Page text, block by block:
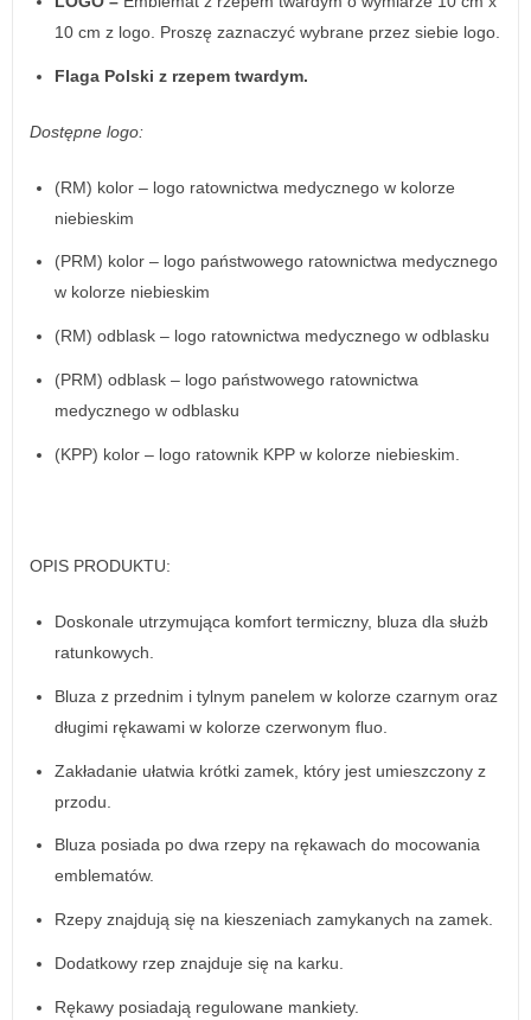
10 cm z logo. Proszę zaznaczyć wybrane przez siebie logo.
Flaga Polski z rzepem twardym.
Dostępne logo:
(RM) kolor – logo ratownictwa medycznego w kolorze
niebieskim
(PRM) kolor – logo państwowego ratownictwa medycznego
w kolorze niebieskim
(RM) odblask – logo ratownictwa medycznego w odblasku
(PRM) odblask – logo państwowego ratownictwa
medycznego w odblasku
(KPP) kolor – logo ratownik KPP w kolorze niebieskim.
OPIS PRODUKTU:
Doskonale utrzymująca komfort termiczny, bluza dla służb
ratunkowych.
Bluza z przednim i tylnym panelem w kolorze czarnym oraz
długimi rękawami w kolorze czerwonym fluo.
Zakładanie ułatwia krótki zamek, który jest umieszczony z
przodu.
Bluza posiada po dwa rzepy na rękawach do mocowania
emblematów.
Rzepy znajdują się na kieszeniach zamykanych na zamek.
Dodatkowy rzep znajduje się na karku.
Rękawy posiadają regulowane mankiety.